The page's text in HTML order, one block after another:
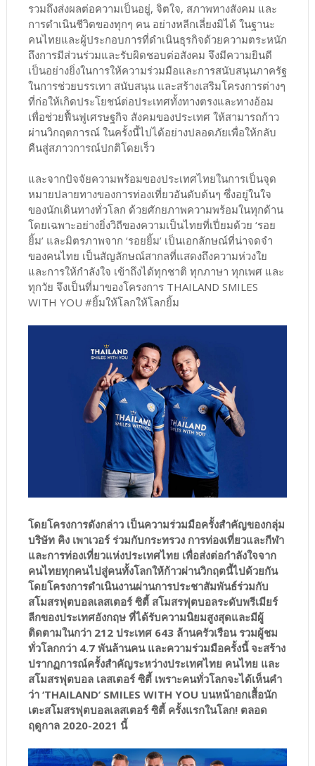
รวมถึงส่งผลต่อความเป็นอยู่, จิตใจ, สภาพทางสังคม และ
การดำเนินชีวิตของทุกๆ คน อย่างหลีกเลี่ยงมิได้ ในฐานะ
คนไทยและผู้ประกอบการที่ดำเนินธุรกิจด้วยความตระหนัก
ถึงการมีส่วนร่วมและรับผิดชอบต่อสังคม จึงมีความยินดี
เป็นอย่างยิ่งในการให้ความร่วมมือและการสนับสนุนภาครัฐ
ในการช่วยบรรเทา สนับสนุน และสร้างเสริมโครงการต่างๆ
ที่ก่อให้เกิดประโยชน์ต่อประเทศทั้งทางตรงและทางอ้อม
เพื่อช่วยฟื้นฟูเศรษฐกิจ สังคมของประเทศ ให้สามารถก้าว
ผ่านวิกฤตการณ์ ในครั้งนี้ไปได้อย่างปลอดภัยเพื่อให้กลับ
คืนสู่สภาวการณ์ปกติโดยเร็ว
และจากปัจจัยความพร้อมของประเทศไทยในการเป็นจุด
หมายปลายทางของการท่องเที่ยวอันดับต้นๆ ซึ่งอยู่ในใจ
ของนักเดินทางทั่วโลก ด้วยศักยภาพความพร้อมในทุกด้าน
โดยเฉพาะอย่างยิ่งวิถีของความเป็นไทยที่เปี่ยมด้วย ‘รอย
ยิ้ม’ และมิตรภาพจาก ‘รอยยิ้ม’ เป็นเอกลักษณ์ที่น่าจดจำ
ของคนไทย เป็นสัญลักษณ์สากลที่แสดงถึงความห่วงใย
และการให้กำลังใจ เข้าถึงได้ทุกชาติ ทุกภาษา ทุกเพศ และ
ทุกวัย จึงเป็นที่มาของโครงการ THAILAND SMILES
WITH YOU #ยิ้มให้โลกให้โลกยิ้ม
โดยโครงการดังกล่าว เป็นความร่วมมือครั้งสำคัญของกลุ่ม
บริษัท คิง เพาเวอร์ ร่วมกับกระทรวง การท่องเที่ยวและกีฬา
และการท่องเที่ยวแห่งประเทศไทย เพื่อส่งต่อกำลังใจจาก
คนไทยทุกคนไปสู่คนทั้งโลกให้ก้าวผ่านวิกฤตนี้ไปด้วยกัน
โดยโครงการดำเนินงานผ่านการประชาสัมพันธ์ร่วมกับ
สโมสรฟุตบอลเลสเตอร์ ซิตี้ สโมสรฟุตบอลระดับพรีเมียร์
ลีกของประเทศอังกฤษ ที่ได้รับความนิยมสูงสุดและมีผู้
ติดตามในกว่า 212 ประเทศ 643 ล้านครัวเรือน รวมผู้ชม
ทั่วโลกกว่า 4.7 พันล้านคน และความร่วมมือครั้งนี้ จะสร้าง
ปรากฏการณ์ครั้งสำคัญระหว่างประเทศไทย คนไทย และ
สโมสรฟุตบอล เลสเตอร์ ซิตี้ เพราะคนทั่วโลกจะได้เห็นคำ
ว่า ‘THAILAND’ SMILES WITH YOU บนหน้าอกเสื้อนัก
เตะสโมสรฟุตบอลเลสเตอร์ ซิตี้ ครั้งแรกในโลก! ตลอด
ฤดูกาล 2020-2021 นี้